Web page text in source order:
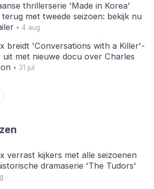
thrillerserie 'Made in Korea'
met tweede seizoen: bekijk nu
• 4 aug
breidt 'Conversations with a Killer'-
uit met nieuwe docu over Charles
• 31 jul
verrast kijkers met alle seizoenen
dramaserie 'The Tudors'